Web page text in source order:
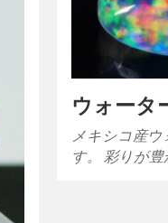
ウォータ
メキシコ産
す。 彩りが